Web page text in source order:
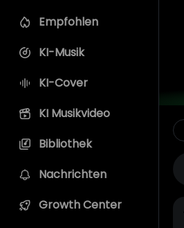
Empfohlen
KI-Musik
KI-Cover
KI Musikvideo
Bibliothek
Nachrichten
Growth Center